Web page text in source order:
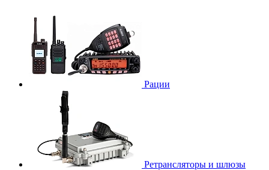
Рации
Ретрансляторы и шлюзы